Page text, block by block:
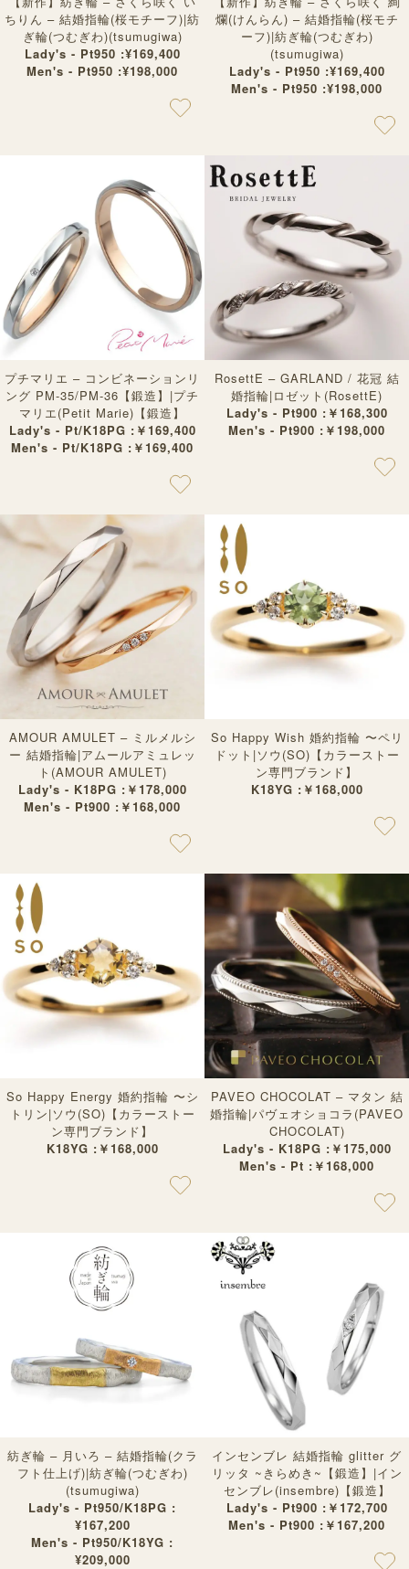
ちりん – 結婚指輪(桜モチーフ)|紡
ぎ輪(つむぎわ)(tsumugiwa)
Lady's - Pt950 :¥169,400
Men's - Pt950 :¥198,000
爛(けんらん) – 結婚指輪(桜モチ
ーフ)|紡ぎ輪(つむぎわ)
(tsumugiwa)
Lady's - Pt950 :¥169,400
Men's - Pt950 :¥198,000
プチマリエ – コンビネーションリ
ング PM-35/PM-36【鍛造】|プチ
マリエ(Petit Marie)【鍛造】
Lady's - Pt/K18PG :￥169,400
Men's - Pt/K18PG :￥169,400
RosettE – GARLAND / 花冠 結
婚指輪|ロゼット(RosettE)
Lady's - Pt900 :￥168,300
Men's - Pt900 :￥198,000
AMOUR AMULET – ミルメルシ
ー 結婚指輪|アムールアミュレッ
ト(AMOUR AMULET)
Lady's - K18PG :￥178,000
Men's - Pt900 :￥168,000
So Happy Wish 婚約指輪 〜ペリ
ドット|ソウ(SO)【カラーストー
ン専門ブランド】
K18YG :￥168,000
So Happy Energy 婚約指輪 〜シ
トリン|ソウ(SO)【カラーストー
ン専門ブランド】
K18YG :￥168,000
PAVEO CHOCOLAT – マタン 結
婚指輪|パヴェオショコラ(PAVEO
CHOCOLAT)
Lady's - K18PG :￥175,000
Men's - Pt :￥168,000
紡ぎ輪 – 月いろ – 結婚指輪(クラ
フト仕上げ)|紡ぎ輪(つむぎわ)
(tsumugiwa)
Lady's - Pt950/K18PG :
¥167,200
Men's - Pt950/K18YG :
¥209,000
インセンブレ 結婚指輪 glitter グ
リッタ ~きらめき~【鍛造】|イン
センブレ(insembre)【鍛造】
Lady's - Pt900 :￥172,700
Men's - Pt900 :￥167,200